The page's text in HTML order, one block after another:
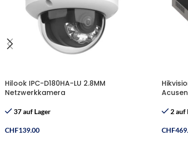
Hilook IPC-D180HA-LU 2.8MM
Netzwerkkamera
37 auf Lager
CHF139.00
2 auf
CHF